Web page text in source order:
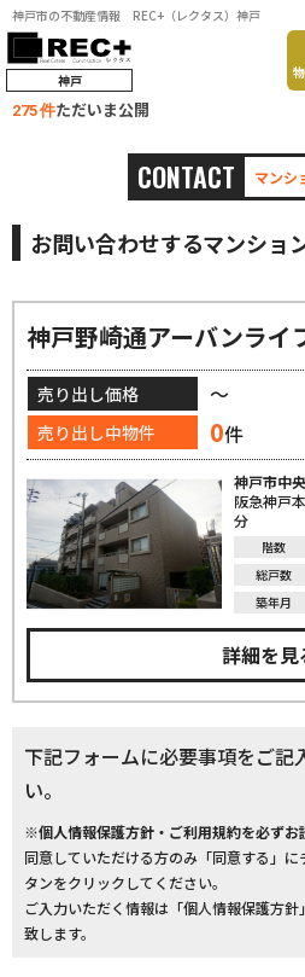
神戸市の不動産情報 REC+（レクタス）神戸
神戸
275 件ただいま公開
CONTACT マンシ
お問い合わせするマンショ
神戸野崎通アーバンライ
売り出し価格 ～
売り出し中物件 0件
神戸市中
阪急神戸
分
階数
総戸数
築年月
詳細を見
下記フォームに必要事項をご記
い。
※個人情報保護方針・ご利用規約を必ずお
同意していただける方のみ「同意する」
タンをクリックしてください。
ご入力いただく情報は「個人情報保護方
致します。